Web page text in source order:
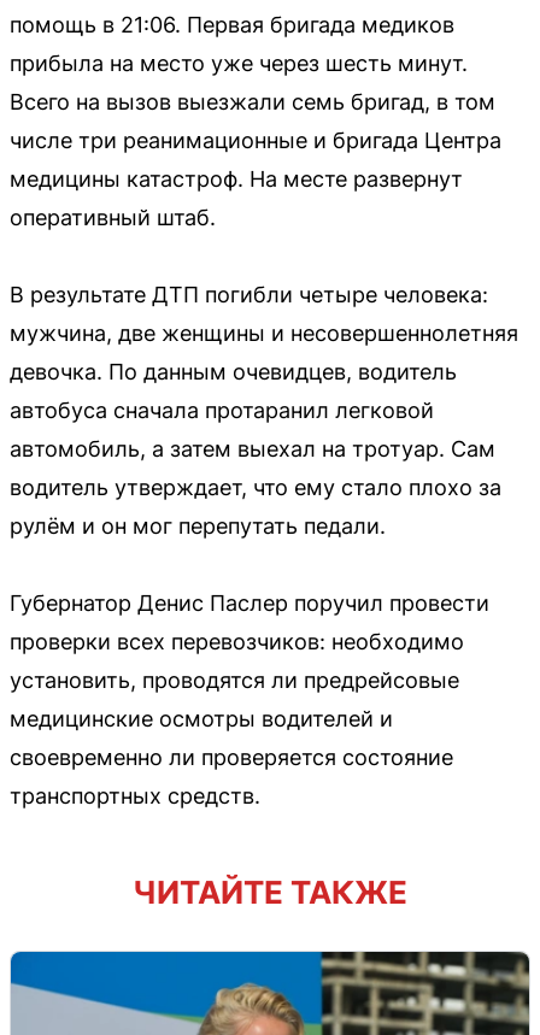
помощь в 21:06. Первая бригада медиков
прибыла на место уже через шесть минут.
Всего на вызов выезжали семь бригад, в том
числе три реанимационные и бригада Центра
медицины катастроф. На месте развернут
оперативный штаб.
В результате ДТП погибли четыре человека:
мужчина, две женщины и несовершеннолетняя
девочка. По данным очевидцев, водитель
автобуса сначала протаранил легковой
автомобиль, а затем выехал на тротуар. Сам
водитель утверждает, что ему стало плохо за
рулём и он мог перепутать педали.
Губернатор Денис Паслер поручил провести
проверки всех перевозчиков: необходимо
установить, проводятся ли предрейсовые
медицинские осмотры водителей и
своевременно ли проверяется состояние
транспортных средств.
ЧИТАЙТЕ ТАКЖЕ